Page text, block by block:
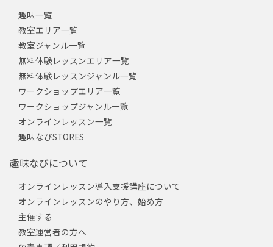
趣味一覧
教室エリア一覧
教室ジャンル一覧
無料体験レッスンエリア一覧
無料体験レッスンジャンル一覧
ワークショップエリア一覧
ワークショップジャンル一覧
オンラインレッスン一覧
趣味なびSTORES
趣味なびについて
オンラインレッスン導入支援講座について
オンラインレッスンのやり方、始め方
主催する
教室運営者の方へ